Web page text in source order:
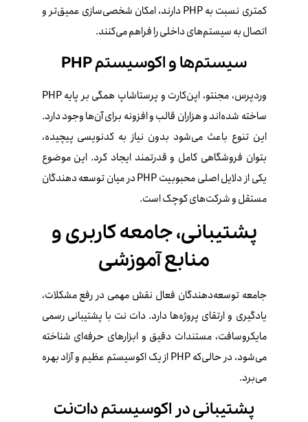
کمتری نسبت به PHP دارند، امکان شخصی‌سازی عمیق‌تر و
اتصال به سیستم‌های داخلی را فراهم می‌کنند.
سیستم‌ها و اکوسیستم PHP
وردپرس، مجنتو، اپن‌کارت و پرستاشاپ همگی بر پایه PHP
ساخته شده‌اند و هزاران قالب و افزونه برای آن‌ها وجود دارد.
این تنوع باعث می‌شود بدون نیاز به کدنویسی پیچیده،
بتوان فروشگاهی کامل و قدرتمند ایجاد کرد. این موضوع
یکی از دلایل اصلی محبوبیت PHP در میان توسعه‌ دهندگان
مستقل و شرکت‌های کوچک است.
پشتیبانی، جامعه کاربری و
منابع آموزشی
جامعه توسعه‌دهندگان فعال نقش مهمی در رفع مشکلات،
یادگیری و ارتقای پروژه‌ها دارد. دات‌ نت با پشتیبانی رسمی
مایکروسافت، مستندات دقیق و ابزارهای حرفه‌ای شناخته
می‌شود، در حالی‌که PHP از یک اکوسیستم عظیم و آزاد بهره
می‌برد.
پشتیبانی در اکوسیستم دات‌نت